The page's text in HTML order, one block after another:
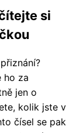
si
ho za
jen o
kolik jste v
čísel se pak